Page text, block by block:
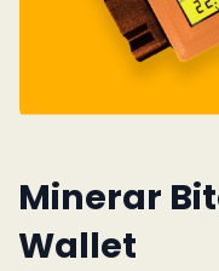
Minerar
Wallet